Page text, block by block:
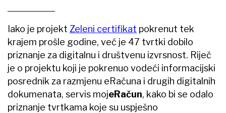
Iako je projekt Zeleni certifikat pokrenut tek
krajem prošle godine, već je 47 tvrtki dobilo
priznanje za digitalnu i društvenu izvrsnost. Riječ
je o projektu koji je pokrenuo vodeći informacijski
posrednik za razmjenu eRačuna i drugih digitalnih
dokumenata, servis mojeRačun, kako bi se odalo
priznanje tvrtkama koje su uspješno